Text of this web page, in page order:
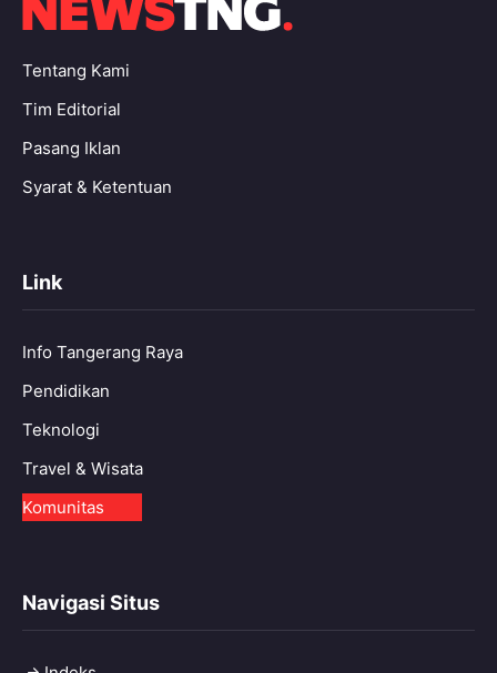
Tentang Kami
Tim Editorial
Pasang Iklan
Syarat & Ketentuan
Link
Info Tangerang Raya
Pendidikan
Teknologi
Travel & Wisata
Komunitas
Navigasi Situs